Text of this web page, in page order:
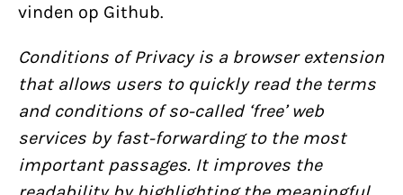
vinden op Github.
Conditions of Privacy is a browser extension
that allows users to quickly read the terms
and conditions of so-called ‘free’ web
services by fast-forwarding to the most
important passages. It improves the